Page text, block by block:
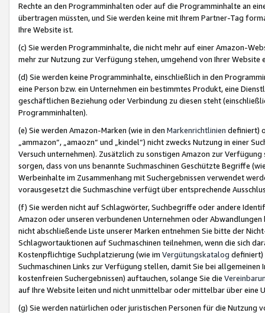
Rechte an den Programminhalten oder auf die Programminhalte an
übertragen müssten, und Sie werden keine mit Ihrem Partner-Tag
Ihre Website ist.
(c) Sie werden Programminhalte, die nicht mehr auf einer Amazon-
mehr zur Nutzung zur Verfügung stehen, umgehend von Ihrer
(d) Sie werden keine Programminhalte, einschließlich in den
eine Person bzw. ein Unternehmen ein bestimmtes Produkt, eine
geschäftlichen Beziehung oder Verbindung zu diesen steht
Programminhalten).
(e) Sie werden Amazon-Marken (wie in den Markenrichtlinien definiert)
„ammazon“, „amaozn“ und „kindel“) nicht zwecks Nutzung in einer
Versuch unternehmen). Zusätzlich zu sonstigen Amazon zur
sorgen, dass von uns benannte Suchmaschinen Geschützte Begriffe
Werbeinhalte im Zusammenhang mit Suchergebnissen verwendet
vorausgesetzt die Suchmaschine verfügt über entsprechende
(f) Sie werden nicht auf Schlagwörter, Suchbegriffe oder andere
Amazon oder unseren verbundenen Unternehmen oder
nicht abschließende Liste unserer Marken entnehmen Sie bitte der
Schlagwortauktionen auf Suchmaschinen teilnehmen, wenn die sich
Kostenpflichtige Suchplatzierung (wie im Vergütungskatalog definiert)
Suchmaschinen Links zur Verfügung stellen, damit Sie bei
kostenfreien Suchergebnissen) auftauchen, solange Sie die
auf Ihre Website leiten und nicht unmittelbar oder mittelbar über eine
(g) Sie werden natürlichen oder juristischen Personen für die Nutzung